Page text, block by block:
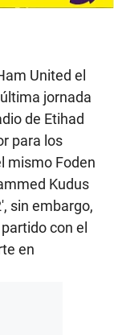
United el
jornada
de Etihad
para los
mismo Foden
Kudus
sin embargo,
con el
en